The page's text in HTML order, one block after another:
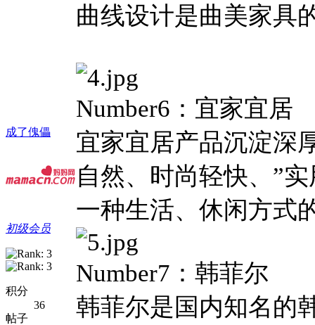
成了傀儡
初级会员
积分
36
帖子
曲线设计是曲美家具
Number6：宜家宜居
宜家宜居产品沉淀深
自然、时尚轻快、”
一种生活、休闲方式
Number7：韩菲尔
韩菲尔是国内知名的